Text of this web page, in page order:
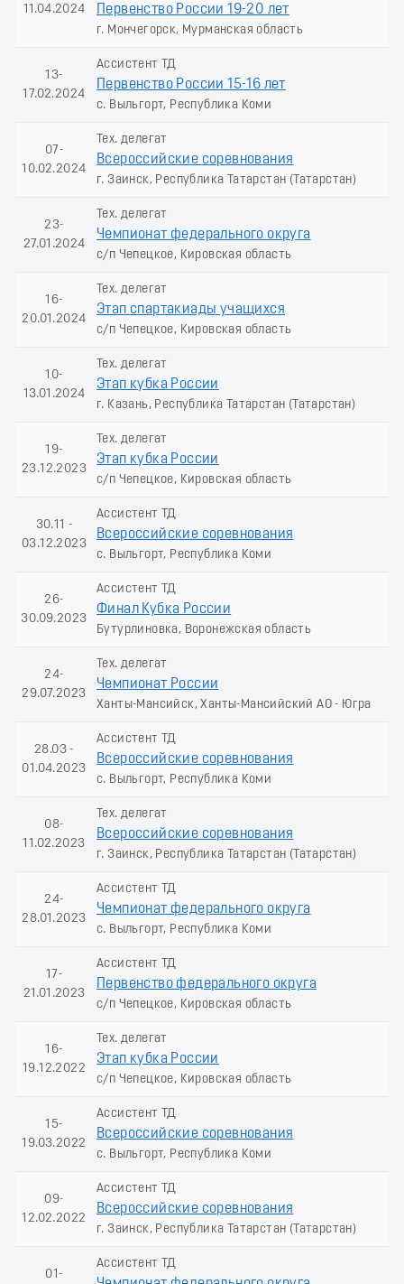
11.04.2024 Первенство России 19-20 лет
г. Мончегорск, Мурманская область
13-
17.02.2024
Ассистент ТД
Первенство России 15-16 лет
с. Выльгорт, Республика Коми
07-
10.02.2024
Тех. делегат
Всероссийские соревнования
г. Заинск, Республика Татарстан (Татарстан)
23-
27.01.2024
Тех. делегат
Чемпионат федерального округа
с/п Чепецкое, Кировская область
16-
20.01.2024
Тех. делегат
Этап спартакиады учащихся
с/п Чепецкое, Кировская область
10-
13.01.2024
Тех. делегат
Этап кубка России
г. Казань, Республика Татарстан (Татарстан)
19-
23.12.2023
Тех. делегат
Этап кубка России
с/п Чепецкое, Кировская область
30.11 -
03.12.2023
Ассистент ТД
Всероссийские соревнования
с. Выльгорт, Республика Коми
26-
30.09.2023
Ассистент ТД
Финал Кубка России
Бутурлиновка, Воронежская область
24-
29.07.2023
Тех. делегат
Чемпионат России
Ханты-Мансийск, Ханты-Мансийский АО - Югра
28.03 -
01.04.2023
Ассистент ТД
Всероссийские соревнования
с. Выльгорт, Республика Коми
08-
11.02.2023
Тех. делегат
Всероссийские соревнования
г. Заинск, Республика Татарстан (Татарстан)
24-
28.01.2023
Ассистент ТД
Чемпионат федерального округа
с. Выльгорт, Республика Коми
17-
21.01.2023
Ассистент ТД
Первенство федерального округа
с/п Чепецкое, Кировская область
16-
19.12.2022
Тех. делегат
Этап кубка России
с/п Чепецкое, Кировская область
15-
19.03.2022
Ассистент ТД
Всероссийские соревнования
с. Выльгорт, Республика Коми
09-
12.02.2022
Ассистент ТД
Всероссийские соревнования
г. Заинск, Республика Татарстан (Татарстан)
01-
Ассистент ТД